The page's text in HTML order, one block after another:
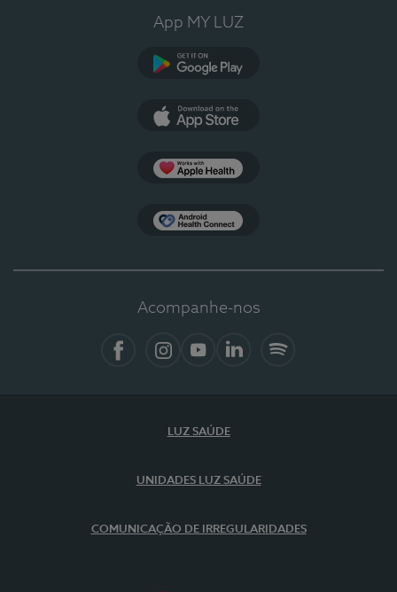
App MY LUZ
Acompanhe-nos
LUZ SAÚDE
UNIDADES LUZ SAÚDE
COMUNICAÇÃO DE IRREGULARIDADES